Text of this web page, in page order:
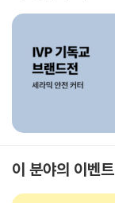
이 분야의 이벤트